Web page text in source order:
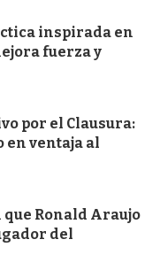
inspirada en
fuerza y
por el Clausura:
en ventaja al
que Ronald Araujo
del